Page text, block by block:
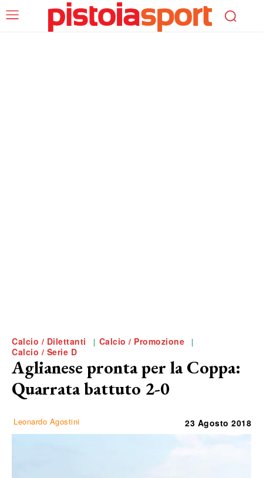
Calcio / Dilettanti
Calcio / Promozione
Calcio / Serie D
Aglianese pronta per la Coppa:
Quarrata battuto 2-0
Leonardo Agostini 23 Agosto 2018